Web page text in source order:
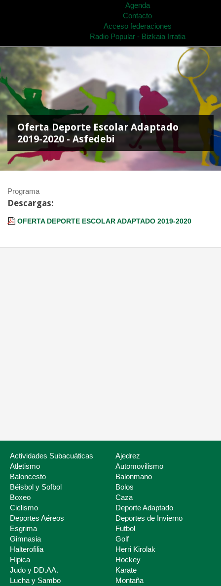
Agenda
Contacto
Acceso federaciones
Radio Popular - Bizkaia Irratia
Oferta Deporte Escolar Adaptado
2019-2020 - Asfedebi
Programa
Descargas:
OFERTA DEPORTE ESCOLAR ADAPTADO 2019-2020
Deporte Escolar
Actividades Subacuáticas
Ajedrez
Atletismo
Automovilismo
Baloncesto
Balonmano
Béisbol y Sofbol
Bolos
Boxeo
Caza
Ciclismo
Deporte Adaptado
Deportes Aéreos
Deportes de Invierno
Esgrima
Futbol
Gimnasia
Golf
Halterofilia
Herri Kirolak
Hipica
Hockey
Judo y DD.AA.
Karate
Lucha y Sambo
Montaña